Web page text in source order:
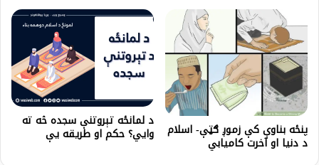
پنځه بناوې کې زموږ ګټې- اسلام
د دنیا او آخرت کامیابي
د لمانځه تېروتنې سجده څه ته
وايي؟ حکم او طریقه یې